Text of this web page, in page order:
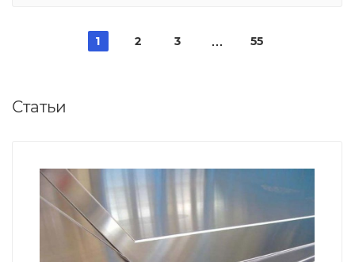
1 2 3 55
Статьи